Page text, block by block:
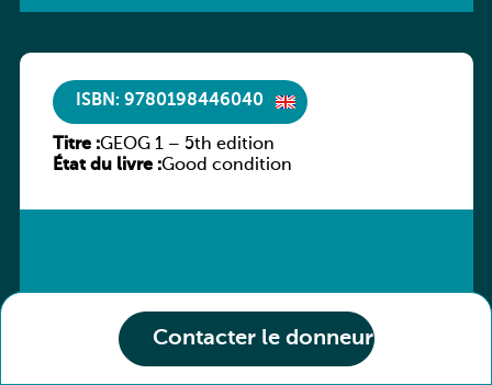
Contacter le donneur
ISBN: 9780198446040
Titre :GEOG 1 – 5th edition
État du livre :Good condition